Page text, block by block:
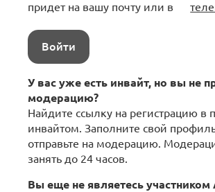
придет на вашу почту или в
Войти
У вас уже есть инвайт, но вы не
модерацию?
Найдите ссылку на регистрацию в
инвайтом. Заполните свой
отправьте на модерацию.
занять до 24 часов.
Вы еще не являетесь участником